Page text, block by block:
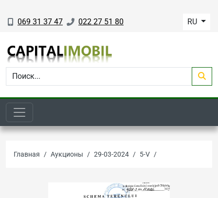
069 31 37 47 022 27 51 80 RU
Главная Аукционы 29-03-2024 5-V